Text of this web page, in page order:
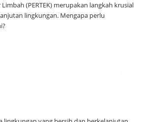
(PERTEK) merupakan langkah krusial
lingkungan. Mengapa perlu